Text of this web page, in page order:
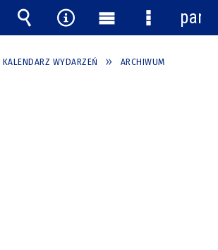
KALENDARZ WYDARZEŃ ARCHIWUM
Wyszukiwarka
Narzędzia
Menu
główne
Menu
panel